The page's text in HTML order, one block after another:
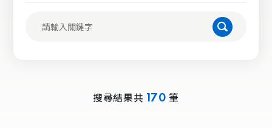
搜尋結果共 170 筆